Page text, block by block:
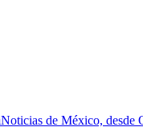
Noticias de México, desde